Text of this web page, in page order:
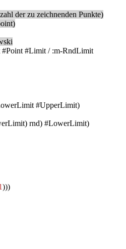
der zu zeichnenden Punkte)
#Point #Limit / :m-RndLimit
#UpperLimit)
rnd) #LowerLimit)
)))